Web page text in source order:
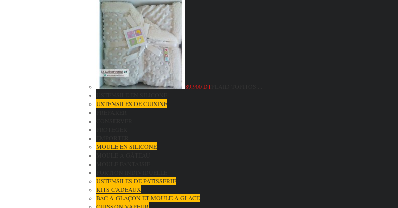
89,900 DT
USTENSILES DE CUISINE
MOULE EN SILICONE
USTENSILES DE PATISSERIE
KITS CADEAUX
BAC A GLAÇON ET MOULE A GLACE